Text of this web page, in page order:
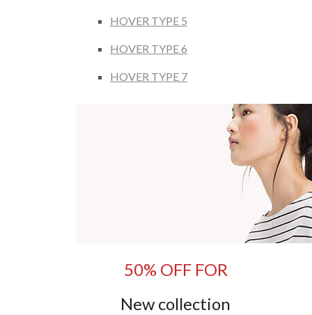
HOVER TYPE 5
HOVER TYPE 6
HOVER TYPE 7
50% OFF FOR
New collection